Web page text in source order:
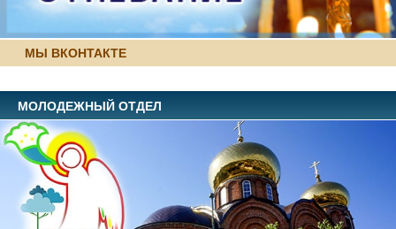
МЫ ВКОНТАКТЕ
МОЛОДЕЖНЫЙ ОТДЕЛ